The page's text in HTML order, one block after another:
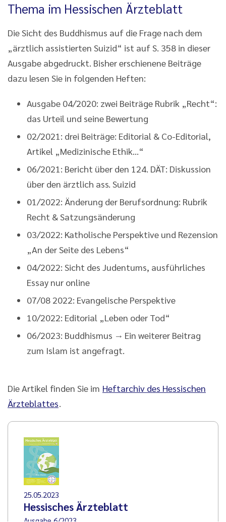
Thema im Hessischen Ärzteblatt
Die Sicht des Buddhismus auf die Frage nach dem
„ärztlich assistierten Suizid“ ist auf S. 358 in dieser
Ausgabe abgedruckt. Bisher erschienene Beiträge
dazu lesen Sie in folgenden Heften:
Ausgabe 04/2020: zwei Beiträge Rubrik „Recht“:
das Urteil und seine Bewertung
02/2021: drei Beiträge: Editorial & Co-Editorial,
Artikel „Medizinische Ethik...“
06/2021: Bericht über den 124. DÄT: Diskussion
über den ärztlich ass. Suizid
01/2022: Änderung der Berufsordnung: Rubrik
Recht & Satzungsänderung
03/2022: Katholische Perspektive und Rezension
„An der Seite des Lebens“
04/2022: Sicht des Judentums, ausführliches
Essay nur online
07/08 2022: Evangelische Perspektive
10/2022: Editorial „Leben oder Tod“
06/2023: Buddhismus → Ein weiterer Beitrag
zum Islam ist angefragt.
Die Artikel finden Sie im Heftarchiv des Hessischen
Ärzteblattes.
25.05.2023
Hessisches Ärzteblatt